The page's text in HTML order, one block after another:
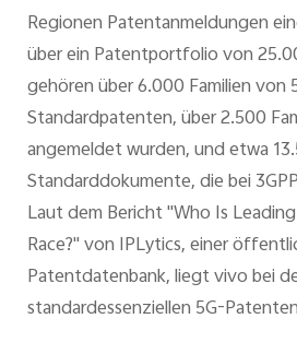
Regionen Patentanmeldungen
über ein Patentportfolio von
gehören über 6.000 Familien von
Standardpatenten, über 2.500
angemeldet wurden, und etwa
Standarddokumente, die bei
Laut dem Bericht "Who Is
Race?" von IPLytics, einer
Patentdatenbank, liegt vivo bei
standardessenziellen 5G-